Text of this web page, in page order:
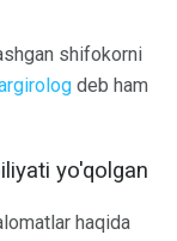
shifokorni
deb ham
yo'qolgan
haqida